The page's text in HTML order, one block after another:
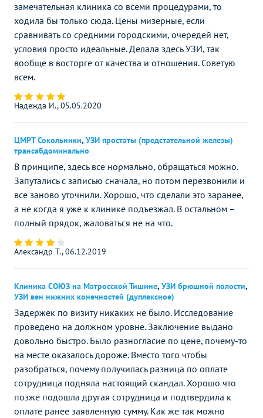
замечательная клиника со всеми процедурами, то
ходила бы только сюда. Цены мизерные, если
сравнивать со средними городскими, очередей нет,
условия просто идеальные. Делала здесь УЗИ, так
вообще в восторге от качества и отношения. Советую
всем.
Надежда И., 05.05.2020
ЦМРТ Сокольники, УЗИ простаты (предстательной железы)
трансабдоминально
В принципе, здесь все нормально, обращаться можно.
Запутались с записью сначала, но потом перезвонили и
все заново уточнили. Хорошо, что сделали это заранее,
а не когда я уже к клинике подъезжал. В остальном –
полный прядок, жаловаться не на что.
Александр Т., 06.12.2019
Клиника СОЮЗ на Матросской Тишине, УЗИ брюшной полости,
УЗИ вен нижних конечностей (дуплексное)
Задержек по визиту никаких не было. Исследование
проведено на должном уровне. Заключение выдано
довольно быстро. Было разногласие по цене, почему-то
на месте оказалось дороже. Вместо того чтобы
разобраться, почему получилась разница по оплате
сотрудница подняла настоящий скандал. Хорошо что
позже подошла другая сотрудница и подтвердила к
оплате ранее заявленную сумму. Как же так можно